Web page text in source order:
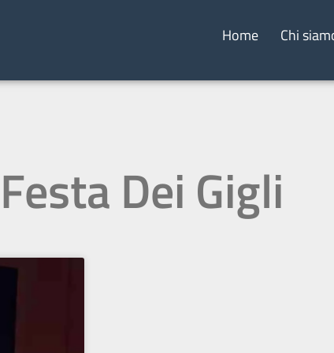
Home Chi
Dei Gigli